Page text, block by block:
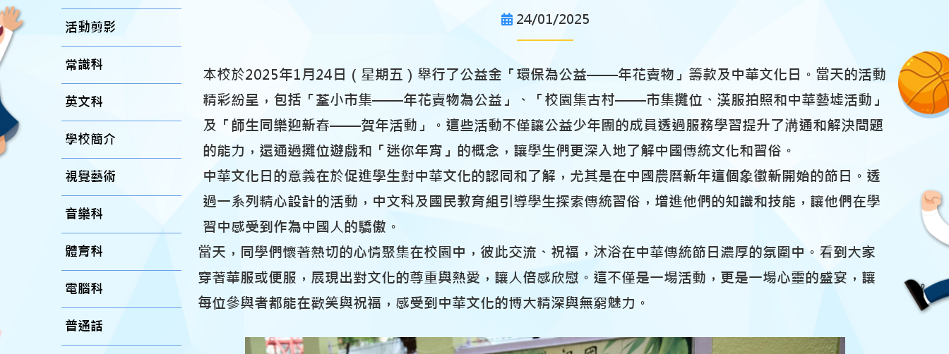
活動剪影
常識科
英文科
學校簡介
視覺藝術
音樂科
體育科
電腦科
普通話
24/01/2025
本校於2025年1月24日（星期五）舉行了公益金「環保為公益——年花賣物」籌款及中華文化日。當天的活動
精彩紛呈，包括「荃小市集——年花賣物為公益」、「校園集古村——市集攤位、漢服拍照和中華藝墟活動」
及「師生同樂迎新春——賀年活動」。這些活動不僅讓公益少年團的成員透過服務學習提升了溝通和解決問題
的能力，還通過攤位遊戲和「迷你年宵」的概念，讓學生們更深入地了解中國傳統文化和習俗。
中華文化日的意義在於促進學生對中華文化的認同和了解，尤其是在中國農曆新年這個象徵新開始的節日。透
過一系列精心設計的活動，中文科及國民教育組引導學生探索傳統習俗，增進他們的知識和技能，讓他們在學
習中感受到作為中國人的驕傲。
當天，同學們懷著熱切的心情聚集在校園中，彼此交流、祝福，沐浴在中華傳統節日濃厚的氛圍中。看到大家
穿著華服或便服，展現出對文化的尊重與熱愛，讓人倍感欣慰。這不僅是一場活動，更是一場心靈的盛宴，讓
每位參與者都能在歡笑與祝福，感受到中華文化的博大精深與無窮魅力。